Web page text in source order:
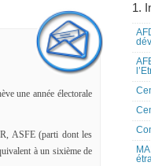
une année électorale
ASFE (parti dont les
à un sixième de
1.